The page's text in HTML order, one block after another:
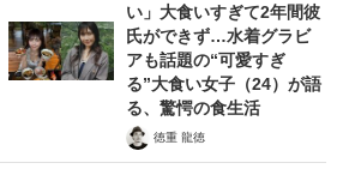
い」大食いすぎて2年間彼
氏ができず…水着グラビ
アも話題の“可愛すぎ
る”大食い女子（24）が語
る、驚愕の食生活
徳重 龍徳